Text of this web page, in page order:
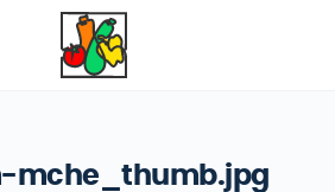
mche_thumb.jpg